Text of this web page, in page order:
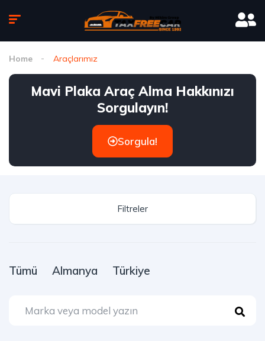
Home Araçlarımız
Mavi Plaka Araç Alma Hakkınızı
Sorgulayın!
Sorgula!
Filtreler
Tümü Almanya Türkiye